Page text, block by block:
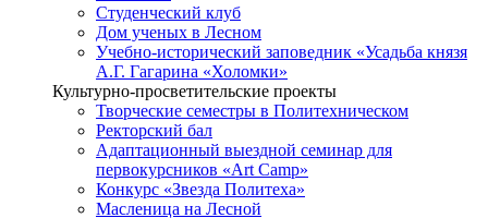
Студенческий клуб
Дом ученых в Лесном
Учебно-исторический заповедник «Усадьба князя
А.Г. Гагарина «Холомки»
Культурно-просветительские проекты
Творческие семестры в Политехническом
Ректорский бал
Адаптационный выездной семинар для
первокурсников «Art Camp»
Конкурс «Звезда Политеха»
Масленица на Лесной